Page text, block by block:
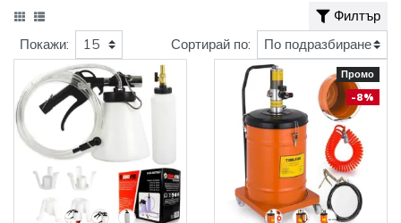
Филтър
Промо
-8%
Покажи: Сортирай по: